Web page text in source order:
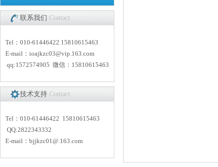
联系我们 Contact
Tel：010-61446422 15810615463
E-mail： ioajkzc03@vip.163.com
qq:1572574905 微信：15810615463
技术支持 Contact
Tel：010-61446422 15810615463
QQ:2822343332
E-mail： bjjkzc01@.163.com